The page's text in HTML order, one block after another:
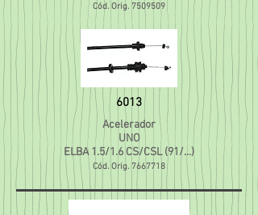
Cód. Orig. 7509509
6013
Acelerador
UNO
ELBA 1.5/1.6 CS/CSL (91/...)
Cód. Orig. 7667718